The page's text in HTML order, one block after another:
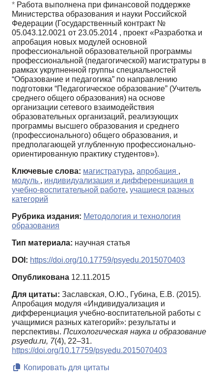
* Работа выполнена при финансовой поддержке
Министерства образования и науки Российской
Федерации (Государственный контракт №
05.043.12.0021 от 23.05.2014 , проект «Разработка и
апробация новых модулей основной
профессиональной образовательной программы
профессиональной (педагогической) магистратуры в
рамках укрупненной группы специальностей
“Образование и педагогика” по направлению
подготовки “Педагогическое образование” (Учитель
среднего общего образования) на основе
организации сетевого взаимодействия
образовательных организаций, реализующих
программы высшего образования и среднего
(профессионального) общего образования, и
предполагающей углубленную профессионально-
ориентированную практику студентов»).
Ключевые слова: магистратура, апробация ,
модуль , индивидуализация и дифференциация в
учебно-воспитательной работе, учащиеся разных
категорий
Рубрика издания: Методология и технология
образования
Тип материала: научная статья
DOI: https://doi.org/10.17759/psyedu.2015070403
Опубликована 12.11.2015
Для цитаты: Заславская, О.Ю., Губина, Е.В. (2015).
Апробация модуля «Индивидуализация и
дифференциация учебно-воспитательной работы с
учащимися разных категорий»: результаты и
перспективы. Психологическая наука и образование
psyedu.ru, 7(4), 22–31.
https://doi.org/10.17759/psyedu.2015070403
Копировать для цитаты